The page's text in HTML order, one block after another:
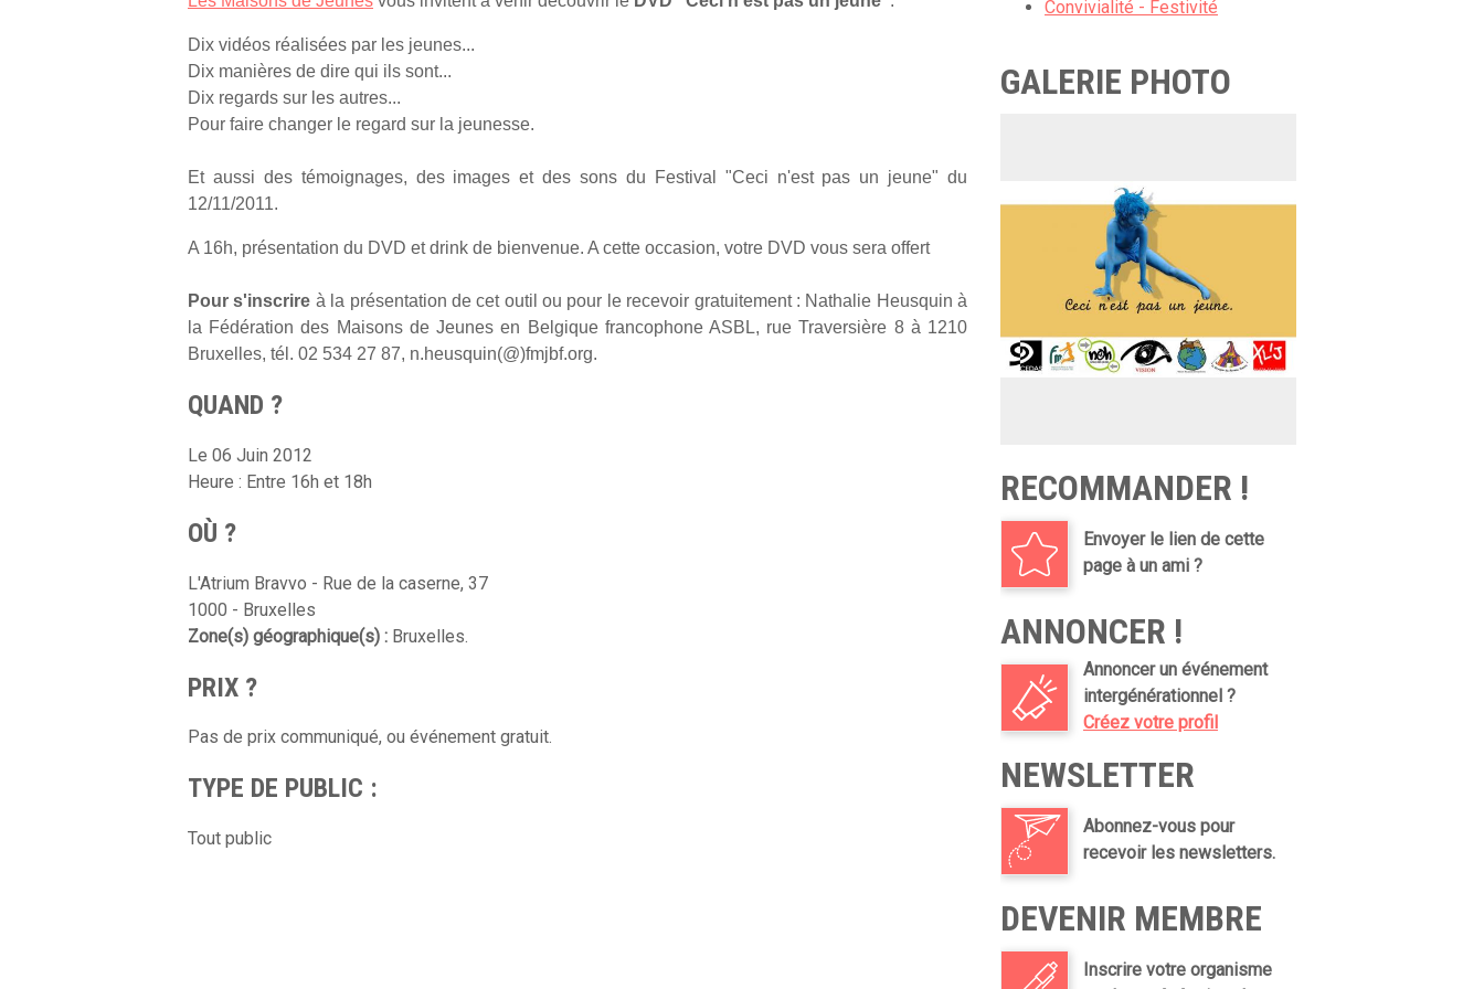
Dix vidéos réalisées par les jeunes...
Dix manières de dire qui ils sont...
Dix regards sur les autres...
Pour faire changer le regard sur la jeunesse.
Et aussi des témoignages, des images et des sons du Festival "Ceci n'est pas un jeune" du
12/11/2011.
A 16h, présentation du DVD et drink de bienvenue. A cette occasion, votre DVD vous sera offert
Pour s'inscrire à la présentation de cet outil ou pour le recevoir gratuitement : Nathalie Heusquin à
la Fédération des Maisons de Jeunes en Belgique francophone ASBL, rue Traversière 8 à 1210
Bruxelles, tél. 02 534 27 87, n.heusquin(@)fmjbf.org.
QUAND ?
Le 06 Juin 2012
Heure : Entre 16h et 18h
OÙ ?
L'Atrium Bravvo - Rue de la caserne, 37
1000 - Bruxelles
Zone(s) géographique(s) : Bruxelles.
PRIX ?
Pas de prix communiqué, ou événement gratuit.
TYPE DE PUBLIC :
Tout public
Convivialité - Festivité
GALERIE PHOTO
RECOMMANDER !
Envoyer le lien de cette
page à un ami ?
ANNONCER !
Annoncer un événement
intergénérationnel ?
Créez votre profil
NEWSLETTER
Abonnez-vous pour
recevoir les newsletters.
DEVENIR MEMBRE
Inscrire votre organisme